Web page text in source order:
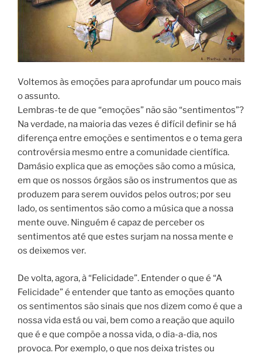
Voltemos às emoções para aprofundar um pouco mais
o assunto.
Lembras-te de que “emoções” não são “sentimentos”?
Na verdade, na maioria das vezes é difícil definir se há
diferença entre emoções e sentimentos e o tema gera
controvérsia mesmo entre a comunidade científica.
Damásio explica que as emoções são como a música,
em que os nossos órgãos são os instrumentos que as
produzem para serem ouvidos pelos outros; por seu
lado, os sentimentos são como a música que a nossa
mente ouve. Ninguém é capaz de perceber os
sentimentos até que estes surjam na nossa mente e
os deixemos ver.
De volta, agora, à “Felicidade”. Entender o que é “A
Felicidade” é entender que tanto as emoções quanto
os sentimentos são sinais que nos dizem como é que a
nossa vida está ou vai, bem como a reação que aquilo
que é e que compõe a nossa vida, o dia-a-dia, nos
provoca. Por exemplo, o que nos deixa tristes ou